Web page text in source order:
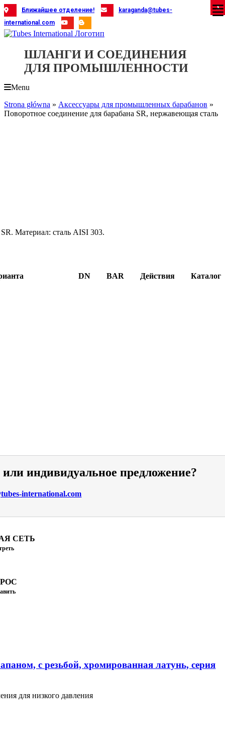
Skip
to
content
Ближайшее отделение!
karaganda@tubes-
international.com
ШЛАНГИ И СОЕДИНЕНИЯ
ДЛЯ ПРОМЫШЛЕННОСТИ
Menu
Strona główna » Аксессуары для промышленных барабанов »
Поворотное соединение для барабана SR, нержавеющая сталь
Материал: сталь AISI 303.
DN BAR Действия Каталог
индивидуальное предложение?
international.com
СЕТЬ
с резьбой, хромированная латунь, серия
для низкого давления
X
X
X
X
X
X
X
X
X
X
X
X
X
X
X
X
X
X
X